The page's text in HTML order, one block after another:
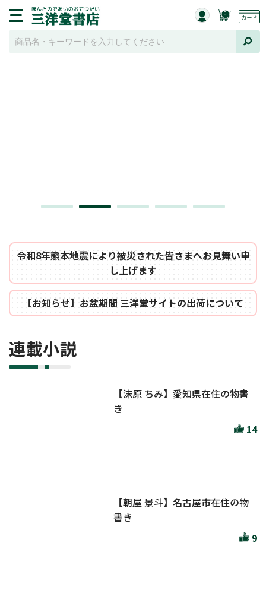
0
令和8年熊本地震により被災された皆さまへお見舞い申
し上げます
【お知らせ】お盆期間 三洋堂サイトの出荷について
連載小説
【沫原 ちみ】愛知県在住の物書
き
14
【朝屋 景斗】名古屋市在住の物
書き
9